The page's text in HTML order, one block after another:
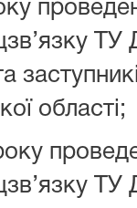
ТУ
області;
ТУ